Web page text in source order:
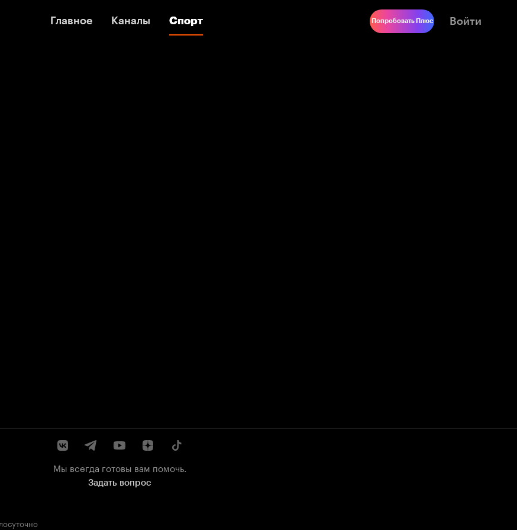
Главное Каналы Спорт
Главное Каналы Спорт Попробовать Плюс Войти
Мы всегда готовы вам помочь.
Задать вопрос